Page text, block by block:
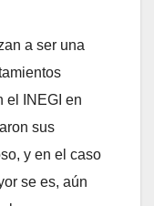
a ser una
el INEGI en
sus
y en el caso
se es, aún